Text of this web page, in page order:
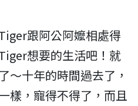
跟阿公阿嬤相處得
想要的生活吧！就
～十年的時間過去了，
樣，寵得不得了，而且